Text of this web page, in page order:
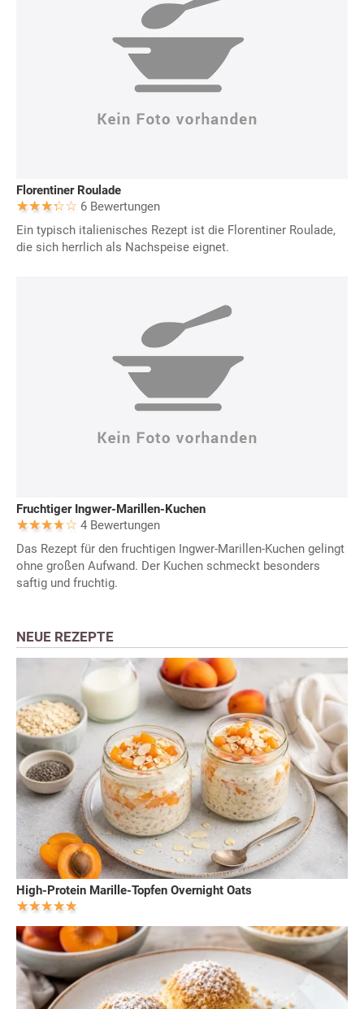
Florentiner Roulade
6 Bewertungen
Ein typisch italienisches Rezept ist die Florentiner Roulade,
die sich herrlich als Nachspeise eignet.
Fruchtiger Ingwer-Marillen-Kuchen
4 Bewertungen
Das Rezept für den fruchtigen Ingwer-Marillen-Kuchen gelingt
ohne großen Aufwand. Der Kuchen schmeckt besonders
saftig und fruchtig.
NEUE REZEPTE
High-Protein Marille-Topfen Overnight Oats